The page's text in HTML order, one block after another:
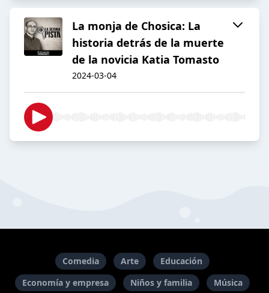
La monja de Chosica: La
historia detrás de la muerte
de la novicia Katia Tomasto
2024-03-04
Comedia Arte
Educación
Economía y empresa
Niños y familia Música